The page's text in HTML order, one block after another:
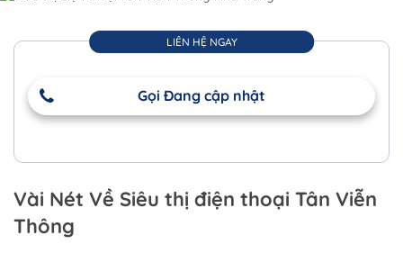
LIÊN HỆ NGAY
Gọi Đang cập nhật
Vài Nét Về Siêu thị điện thoại Tân Viễn
Thông